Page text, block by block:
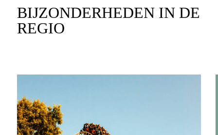
BIJZONDERHEDEN IN DE
REGIO